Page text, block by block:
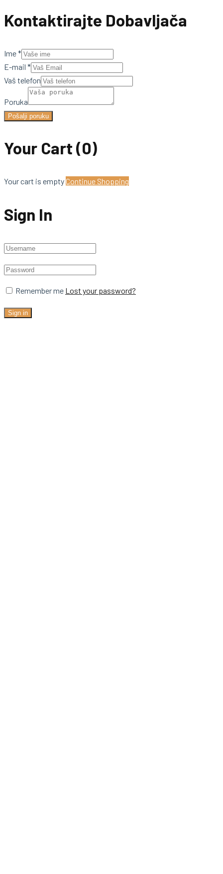
Kontaktirajte Dobavljača
Ime*
E-mail *
Vaš telefon
Poruka
Pošalji poruku
Your Cart (0)
Your cart is emptyContinue Shopping
Sign In
Remember me Lost your password?
Sign in